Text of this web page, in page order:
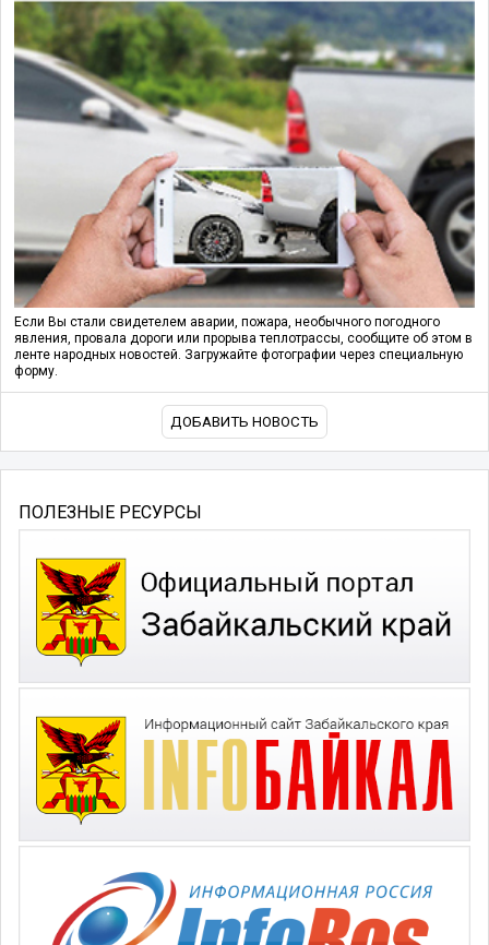
Если Вы стали свидетелем аварии, пожара, необычного погодного
явления, провала дороги или прорыва теплотрассы, сообщите об этом в
ленте народных новостей. Загружайте фотографии через специальную
форму.
ДОБАВИТЬ НОВОСТЬ
ПОЛЕЗНЫЕ РЕСУРСЫ